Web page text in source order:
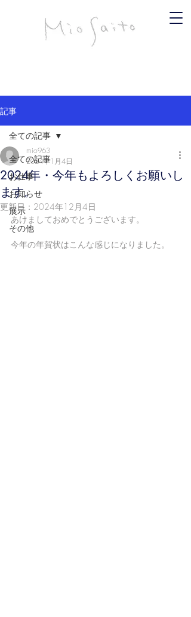
記事
全ての記事
お仕事
お知らせ
展示
その他
全ての記事
2024年・今年もよろしくお願いし
ます。
mio963
2024年1月4日
更新日： 2024年12月4日
あけましておめでとうございます。
今年の年賀状はこんな感じになりました。